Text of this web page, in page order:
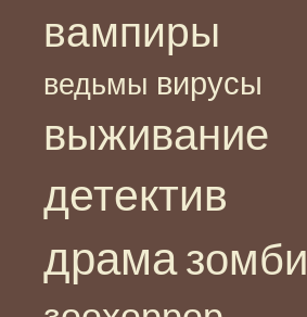
вампиры
ведьмы вирусы
выживание
детектив
драма зомби